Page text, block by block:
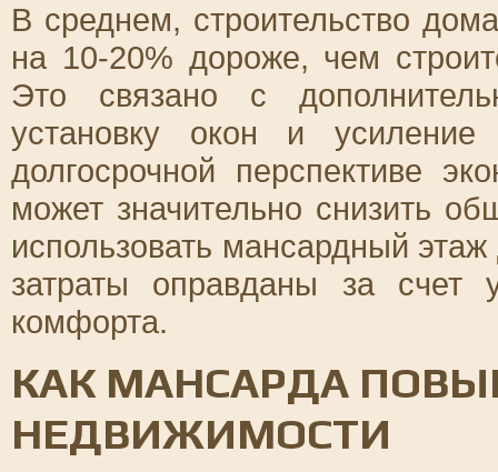
В среднем, строительство
на 10-20% дороже, чем
Это связано с
установку окон и
долгосрочной перспективе
может значительно снизить
использовать мансардный
затраты оправданы за счет
комфорта.
КАК МАНСАРДА
НЕДВИЖИМОСТИ